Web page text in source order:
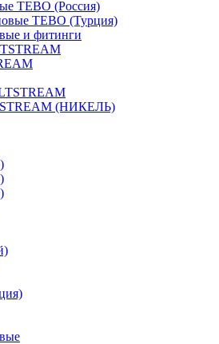
TEBO (Россия)
TEBO (Турция)
и фитинги
(НИКЕЛЬ)